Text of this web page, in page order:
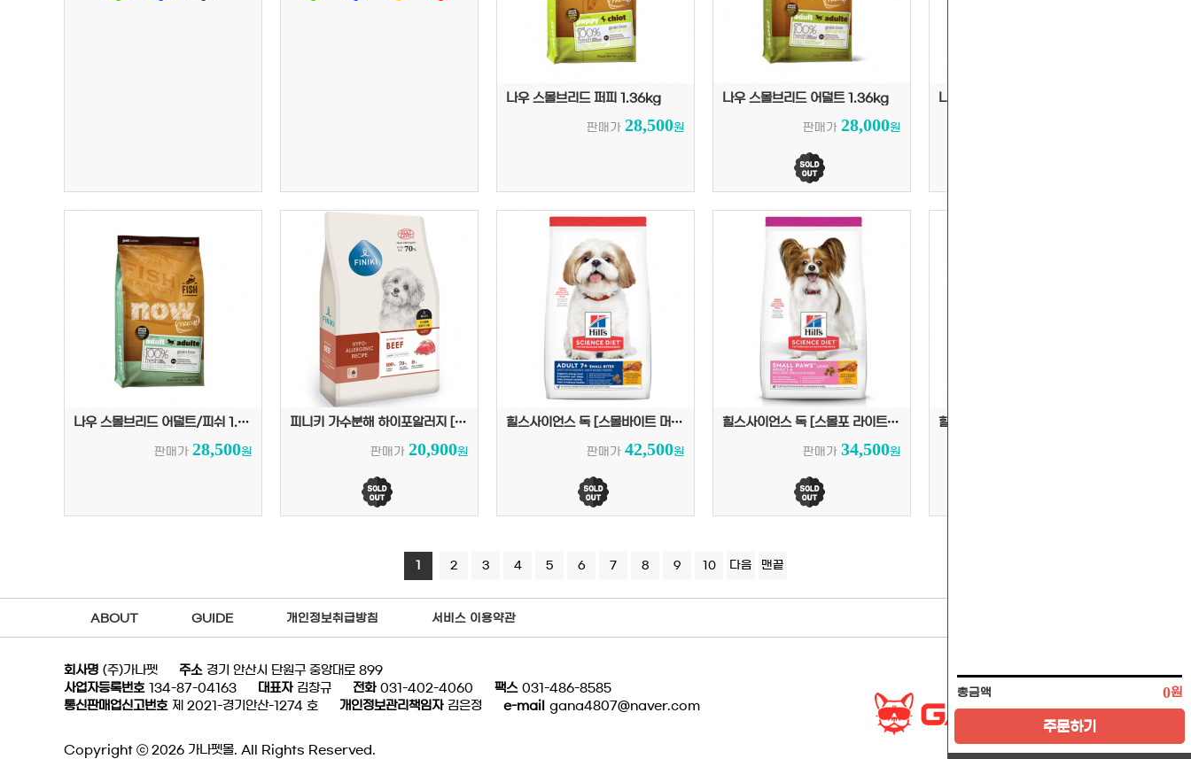
총금액 원
0
주문하기
나우 스몰브리드 퍼피 1.36kg
판매가 28,500원
나우 스몰브리드 어덜트 1.36kg
판매가 28,000원
나우 스몰브리드 시니어 1.36kg
나우 스몰브리드 어덜트/피쉬 1.36kg
판매가 28,500원
피니키 가수분해 하이포알러지 [소고기] 1.8kg
판매가 20,900원
힐스사이언스 독 [스몰바이트 머츄어7+] 2kg
판매가 42,500원
힐스사이언스 독 [스몰포 라이트] 1.5kg
판매가 34,500원
1 2 3 4 5 6 7 8 9 10 다음 맨끝
ABOUT GUIDE 개인정보취급방침 서비스 이용약관
회사명 (주)가나펫 주소 경기 안산시 단원구 중앙대로 899
사업자등록번호 134-87-04163 대표자 김창규 전화 031-402-4060 팩스 031-486-8585
통신판매업신고번호 제 2021-경기안산-1274 호 개인정보관리책임자 김은정 e-mail gana4807@naver.com
Copyright ⓒ 2026 가나펫몰. All Rights Reserved.